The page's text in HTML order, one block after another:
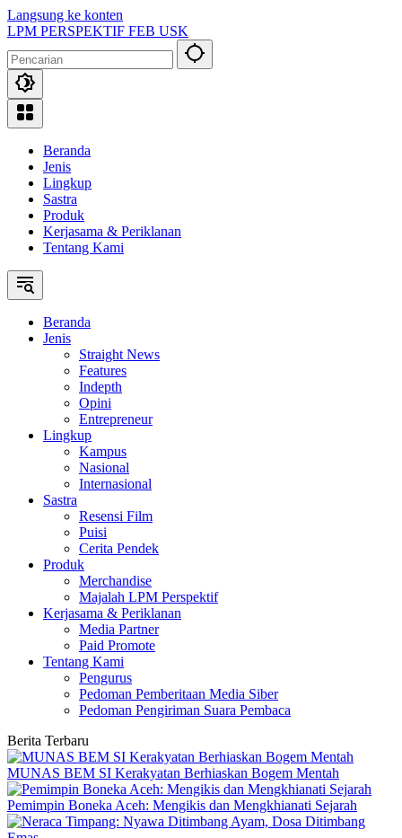
Langsung ke konten
LPM PERSPEKTIF FEB USK
Beranda
Jenis
Lingkup
Sastra
Produk
Kerjasama & Periklanan
Tentang Kami
Beranda
Jenis
Straight News
Features
Indepth
Opini
Entrepreneur
Lingkup
Kampus
Nasional
Internasional
Sastra
Resensi Film
Puisi
Cerita Pendek
Produk
Merchandise
Majalah LPM Perspektif
Kerjasama & Periklanan
Media Partner
Paid Promote
Tentang Kami
Pengurus
Pedoman Pemberitaan Media Siber
Pedoman Pengiriman Suara Pembaca
Berita Terbaru
MUNAS BEM SI Kerakyatan Berhiaskan Bogem Mentah
Pemimpin Boneka Aceh: Mengikis dan Mengkhianati Sejarah